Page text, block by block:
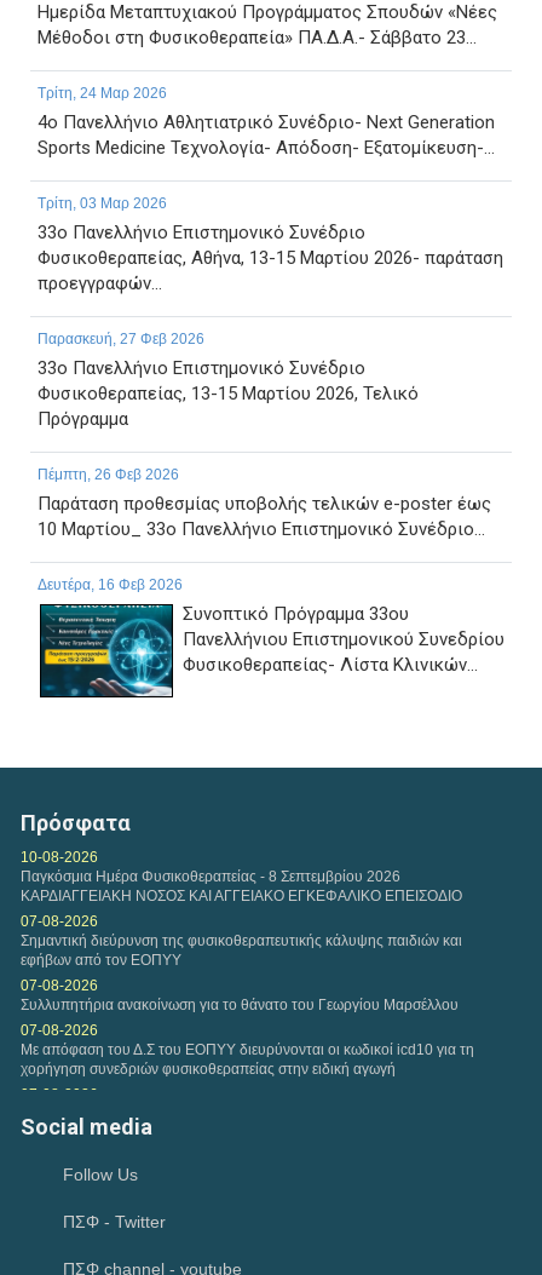
Ημερίδα Μεταπτυχιακού Προγράμματος Σπουδών «Νέες
Μέθοδοι στη Φυσικοθεραπεία» ΠΑ.Δ.Α.- Σάββατο 23...
Τρίτη, 24 Μαρ 2026
4ο Πανελλήνιο Αθλητιατρικό Συνέδριο- Next Generation
Sports Medicine Τεχνολογία- Απόδοση- Εξατομίκευση-...
Τρίτη, 03 Μαρ 2026
33ο Πανελλήνιο Επιστημονικό Συνέδριο
Φυσικοθεραπείας, Αθήνα, 13-15 Μαρτίου 2026- παράταση
προεγγραφών...
Παρασκευή, 27 Φεβ 2026
33ο Πανελλήνιο Επιστημονικό Συνέδριο
Φυσικοθεραπείας, 13-15 Μαρτίου 2026, Τελικό
Πρόγραμμα
Πέμπτη, 26 Φεβ 2026
Παράταση προθεσμίας υποβολής τελικών e-poster έως
10 Μαρτίου_ 33ο Πανελλήνιο Επιστημονικό Συνέδριο...
Δευτέρα, 16 Φεβ 2026
Συνοπτικό Πρόγραμμα 33ου
Πανελλήνιου Επιστημονικού Συνεδρίου
Φυσικοθεραπείας- Λίστα Κλινικών...
Αναφορικά με τη διαδικασία υποβολών Ευρωπαίων
Τετάρτη, 04 Φεβ 2026
Η εταιρεία της VODAFONE προσφέρει στα μέλη του
Πανελλήνιου Συλλόγου Φυσικοθεραπευτών Σ.Φ. ειδική...
Δευτέρα, 02 Φεβ 2026
Πρόταση συνεργασίας Π.Σ.Φ. και ΚΕΚ ΓΣΕΒΕΕ-ΚΔΒΜ στο
πλαίσιο παροχής προγραμμάτων επιμόρφωσης για...
Παρασκευή, 30 Ιαν 2026
Ευρωπαϊκό Συνέδριο HEPA 2026 έχει ξεκινήσει. HEPA...
Πρόσφατα
10-08-2026
Παγκόσμια Ημέρα Φυσικοθεραπείας - 8 Σεπτεμβρίου 2026
ΚΑΡΔΙΑΓΓΕΙΑΚΗ ΝΟΣΟΣ ΚΑΙ ΑΓΓΕΙΑΚΟ ΕΓΚΕΦΑΛΙΚΟ ΕΠΕΙΣΟΔΙΟ
07-08-2026
Σημαντική διεύρυνση της φυσικοθεραπευτικής κάλυψης παιδιών και
εφήβων από τον ΕΟΠΥΥ
07-08-2026
Συλλυπητήρια ανακοίνωση για το θάνατο του Γεωργίου Μαρσέλλου
07-08-2026
Με απόφαση του Δ.Σ του ΕΟΠΥΥ διευρύνονται οι κωδικοί icd10 για τη
χορήγηση συνεδριών φυσικοθεραπείας στην ειδική αγωγή
07-08-2026
και Τεχνητής Νοημοσύνης και του Πανελλήνιου...
Συνάντηση αντιπροσωπείας του Κ.Δ.Σ με τον Υφυπουργό Παιδείας
04-08-2026
02-08-2026
Social media
Follow Us
ΠΣΦ - Twitter
ΠΣΦ channel - youtube